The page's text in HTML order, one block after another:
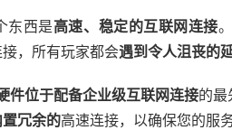
东西是高速、稳定的互联网连接
，所有玩家都会遇到令人沮丧的延
件位于配备企业级互联网连接的最
置冗余的高速连接，以确保您的服